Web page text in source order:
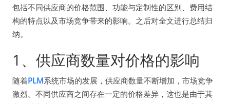
包括不同供应商的价格范围、功能与定制性的区别、费用结
构的特点以及市场竞争带来的影响。之后对全文进行总结归
纳。
1、供应商数量对价格的影响
随着PLM系统市场的发展，供应商数量不断增加，市场竞争
激烈。不同供应商之间存在一定的价格差异，这也是由于其